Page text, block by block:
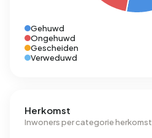
Gehuwd
Ongehuwd
Gescheiden
Verweduwd
Herkomst
Inwoners per categorie herkomst